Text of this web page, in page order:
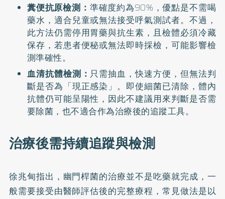
糞便抗原檢測： 準確度約為90%，優點是不需喝
藥水，適合兒童或無法接受呼氣測試者。不過，
此方法仍需停用胃藥與抗生素，且檢體必須冷藏
保存，若患者便秘或無法即時採檢，可能影響檢
測準確性。
血清抗體檢測：只需抽血，快速方便，但無法判
斷是否為「現正感染」。即使細菌已清除，體內
抗體仍可能呈陽性，因此不建議用來判斷是否需
要除菌，也不適合作為治療後的追蹤工具。
治療後需持續追蹤與檢測
徐兆甸指出，幽門桿菌的治療並不是吃藥就完成，一
般需要接受由醫師評估後的完整療程，常見做法是以